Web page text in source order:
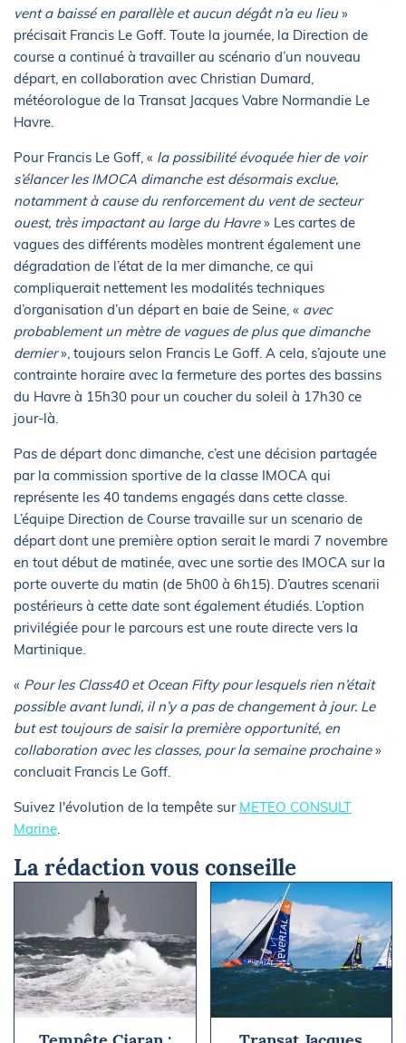
vent a baissé en parallèle et aucun dégât n’a eu lieu»
précisait Francis Le Goff. Toute la journée, la Direction de
course a continué à travailler au scénario d’un nouveau
départ, en collaboration avec Christian Dumard,
météorologue de la Transat Jacques Vabre Normandie Le
Havre.
Pour Francis Le Goff, « la possibilité évoquée hier de voir
s’élancer les IMOCA dimanche est désormais exclue,
notamment à cause du renforcement du vent de secteur
ouest, très impactant au large du Havre» Les cartes de
vagues des différents modèles montrent également une
dégradation de l’état de la mer dimanche, ce qui
compliquerait nettement les modalités techniques
d’organisation d’un départ en baie de Seine, « avec
probablement un mètre de vagues de plus que dimanche
dernier», toujours selon Francis Le Goff. A cela, s’ajoute une
contrainte horaire avec la fermeture des portes des bassins
du Havre à 15h30 pour un coucher du soleil à 17h30 ce
jour-là.
Pas de départ donc dimanche, c’est une décision partagée
par la commission sportive de la classe IMOCA qui
représente les 40 tandems engagés dans cette classe.
L’équipe Direction de Course travaille sur un scenario de
départ dont une première option serait le mardi 7 novembre
en tout début de matinée, avec une sortie des IMOCA sur la
porte ouverte du matin (de 5h00 à 6h15). D’autres scenarii
postérieurs à cette date sont également étudiés. L’option
privilégiée pour le parcours est une route directe vers la
Martinique.
« Pour les Class40 et Ocean Fifty pour lesquels rien n’était
possible avant lundi, il n’y a pas de changement à jour. Le
but est toujours de saisir la première opportunité, en
collaboration avec les classes, pour la semaine prochaine»
concluait Francis Le Goff.
Suivez l'évolution de la tempête sur METEO CONSULT
Marine
La rédaction vous conseille